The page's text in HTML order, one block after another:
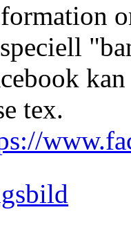
tex.